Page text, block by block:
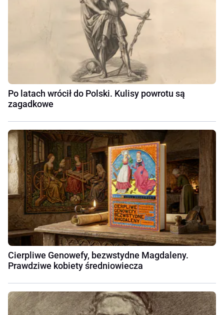
Po latach wrócił do Polski. Kulisy powrotu są
zagadkowe
Cierpliwe Genowefy, bezwstydne Magdaleny.
Prawdziwe kobiety średniowiecza